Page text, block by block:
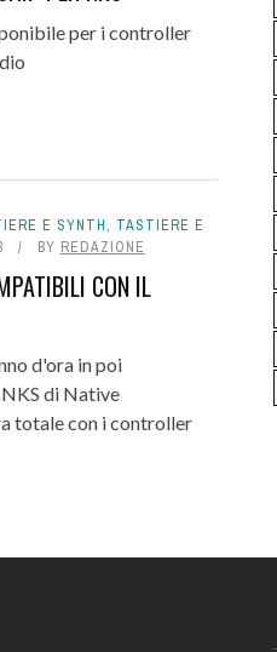
per i controller
E SYNTH, TASTIERE E
BY REDAZIONE
CON IL
d'ora in poi
di Native
totale con i controller